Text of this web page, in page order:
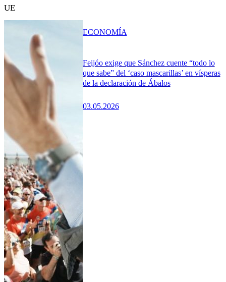
UE
Feijóo exige que Sánchez cuente “todo lo
que sabe” del ‘caso mascarillas’ en vísperas
de la declaración de Ábalos
03.05.2026
ECONOMÍA